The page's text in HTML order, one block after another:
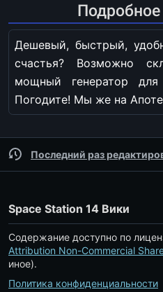
Дешевый, быстрый,
счастья? Возможно
мощный генератор для
Погодите! Мы же на
Space Station 14 Вики
Содержание доступно по
Attribution Non-Commercial
иное).
Политика конфиденциальности